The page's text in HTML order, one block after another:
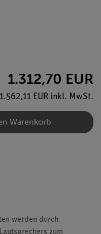
1.312,70 EUR
1.562,11 EUR inkl. MwSt.
Warenkorb
werden durch
zum